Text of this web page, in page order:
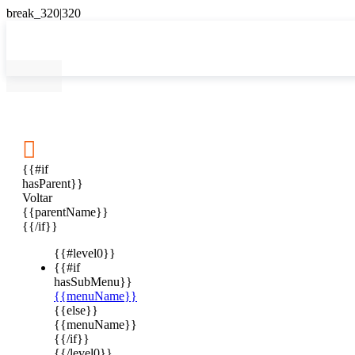

{{#if
hasParent}}
Voltar
{{parentName}}
{{/if}}
{{#level0}}
{{#if
hasSubMenu}}
{{menuName}}
{{else}}
{{menuName}}
{{/if}}